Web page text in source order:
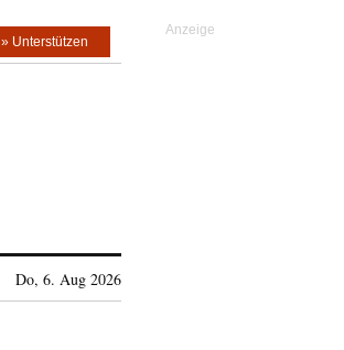
» Unterstützen
Do, 6. Aug 2026